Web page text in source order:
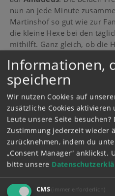
nun an jede Minute
Martinshof so gut wie zur
die kleine Hexe bei den
mithilft. Ganz gleich, ob die
werden müssen.Tinas
diese Dinge ganz ohne
Glück bleibt aber immer
und so manches
Informationen,
speichern
Wir nutzen Cookies auf
zusätzliche Cookies aktivieren
Leute unsere Seite besuchen?
Zustimmung jederzeit wieder
zurücknehmen, indem du
„Consent Manager“ anklickst.
bitte unsere
CMS (immer erforderlich)